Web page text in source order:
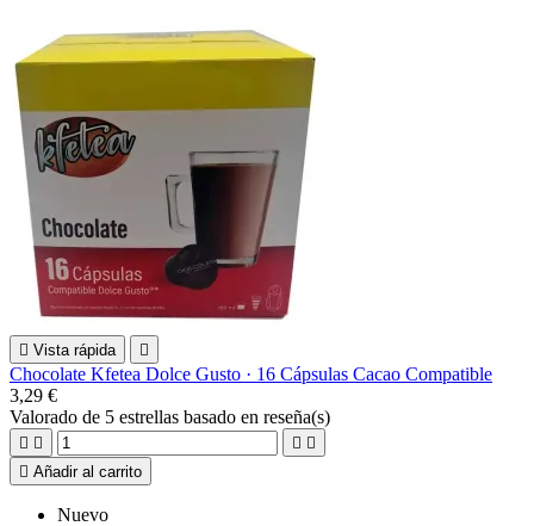
 Vista rápida 
Chocolate Kfetea Dolce Gusto · 16 Cápsulas Cacao Compatible
3,29 €
Valorado de 5 estrellas basado en reseña(s)
   
 Añadir al carrito
Nuevo